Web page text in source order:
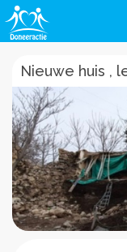
Nieuwe huis ,